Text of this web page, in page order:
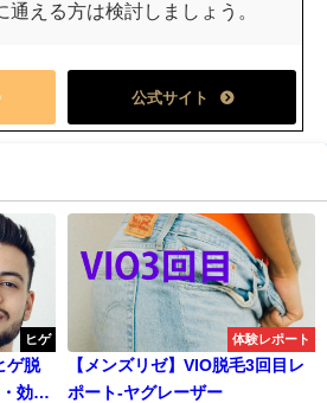
通える方は検討しましょう。
公式サイト
ヒゲ
ゲ脱
効果
体験レポート
【メンズリゼ】VIO脱毛3回目レ
ポート-ヤグレーザー